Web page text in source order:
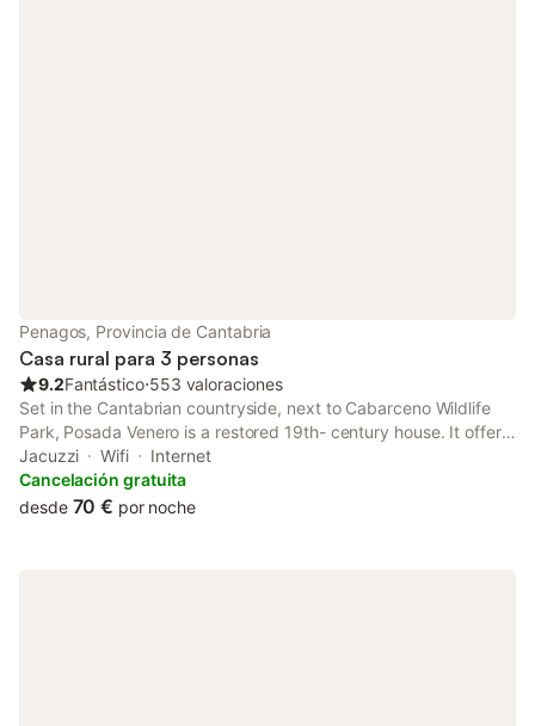
Penagos, Provincia de Cantabria
Casa rural para 3 personas
9.2Fantástico⋅553 valoraciones
Set in the Cantabrian countryside, next to Cabarceno Wildlife
Park, Posada Venero is a restored 19th- century house. It offers
stylish bedrooms and a small spa with a sauna and hot tub.
Jacuzzi Wifi
Internet
Cancelación gratuita
desde 70 € por noche